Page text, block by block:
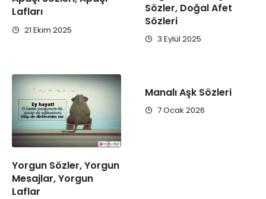
Lafları
21 Ekim 2025
Sözler, Doğal Afet
Sözleri
3 Eylül 2025
Yorgun Sözler, Yorgun
Mesajlar, Yorgun
Laflar
Manalı Aşk Sözleri
7 Ocak 2026